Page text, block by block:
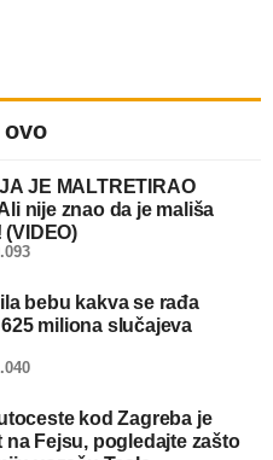
ovo
JE MALTRETIRAO
nije znao da je mališa
(VIDEO)
bebu kakva se rađa
miliona slučajeva
kod Zagreba je
na Fejsu, pogledajte zašto